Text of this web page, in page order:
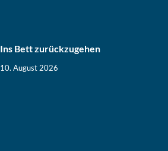
Ins Bett zurückzugehen
10. August 2026